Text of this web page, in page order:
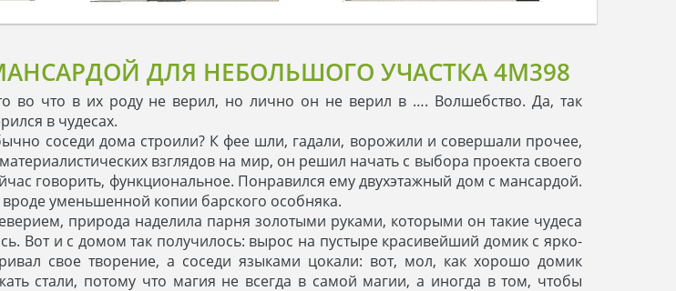
ДЛЯ НЕБОЛЬШОГО УЧАСТКА 4M398
что в их роду не верил, но лично он не верил в …. Волшебство. Да, так
в чудесах.
соседи дома строили? К фее шли, гадали, ворожили и совершали прочее,
взглядов на мир, он решил начать с выбора проекта своего
говорить, функциональное. Понравился ему двухэтажный дом с мансардой.
уменьшенной копии барского особняка.
природа наделила парня золотыми руками, которыми он такие чудеса
Вот и с домом так получилось: вырос на пустыре красивейший домик с ярко-
свое творение, а соседи языками цокали: вот, мол, как хорошо домик
стали, потому что магия не всегда в самой магии, а иногда в том, чтобы